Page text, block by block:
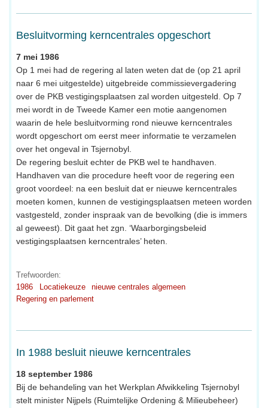
Besluitvorming kerncentrales opgeschort
7 mei 1986
Op 1 mei had de regering al laten weten dat de (op 21 april
naar 6 mei uitgestelde) uitgebreide commissievergadering
over de PKB vestigingsplaatsen zal worden uitgesteld. Op 7
mei wordt in de Tweede Kamer een motie aangenomen
waarin de hele besluitvorming rond nieuwe kerncentrales
wordt opgeschort om eerst meer informatie te verzamelen
over het ongeval in Tsjernobyl.
De regering besluit echter de PKB wel te handhaven.
Handhaven van die procedure heeft voor de regering een
groot voordeel: na een besluit dat er nieuwe kerncentrales
moeten komen, kunnen de vestigingsplaatsen meteen worden
vastgesteld, zonder inspraak van de bevolking (die is immers
al geweest). Dit gaat het zgn. ‘Waarborgingsbeleid
vestigingsplaatsen kerncentrales’ heten.
Trefwoorden:
1986
Locatiekeuze
nieuwe centrales algemeen
Regering en parlement
In 1988 besluit nieuwe kerncentrales
18 september 1986
Bij de behandeling van het Werkplan Afwikkeling Tsjernobyl
stelt minister Nijpels (Ruimtelijke Ordening & Milieubeheer)